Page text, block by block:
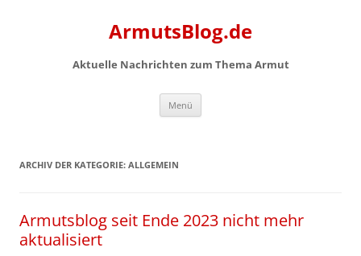
ArmutsBlog.de
Aktuelle Nachrichten zum Thema Armut
Menü
ARCHIV DER KATEGORIE: ALLGEMEIN
Armutsblog seit Ende 2023 nicht mehr
aktualisiert